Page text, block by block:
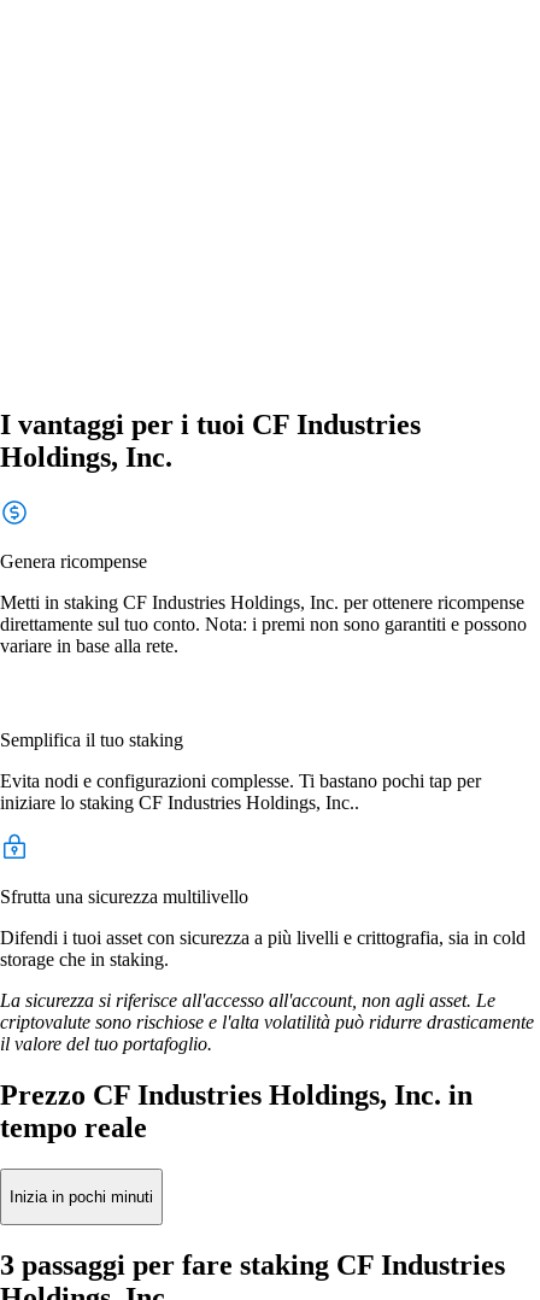
I vantaggi per i tuoi CF Industries
Holdings, Inc.
Genera ricompense
Metti in staking CF Industries Holdings, Inc. per ottenere ricompense
direttamente sul tuo conto. Nota: i premi non sono garantiti e possono
variare in base alla rete.
Semplifica il tuo staking
Evita nodi e configurazioni complesse. Ti bastano pochi tap per
iniziare lo staking CF Industries Holdings, Inc..
Sfrutta una sicurezza multilivello
Difendi i tuoi asset con sicurezza a più livelli e crittografia, sia in cold
storage che in staking.
La sicurezza si riferisce all'accesso all'account, non agli asset. Le
criptovalute sono rischiose e l'alta volatilità può ridurre drasticamente
il valore del tuo portafoglio.
Prezzo CF Industries Holdings, Inc. in
tempo reale
Inizia in pochi minuti
3 passaggi per fare staking CF Industries